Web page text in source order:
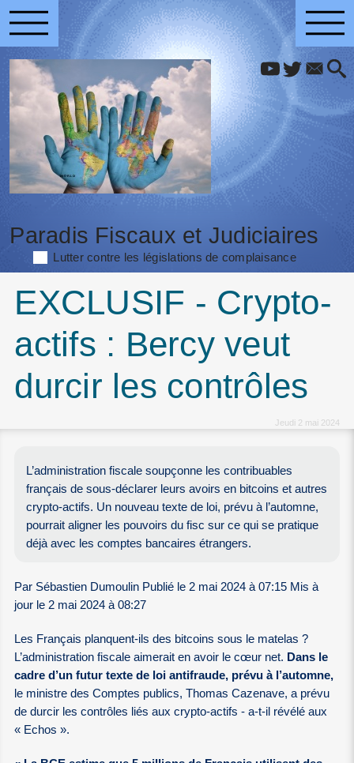
Paradis Fiscaux et Judiciaires
Lutter contre les législations de complaisance
EXCLUSIF - Crypto-
actifs : Bercy veut
durcir les contrôles
Jeudi 2 mai 2024
L’administration fiscale soupçonne les contribuables
français de sous-déclarer leurs avoirs en bitcoins et autres
crypto-actifs. Un nouveau texte de loi, prévu à l’automne,
pourrait aligner les pouvoirs du fisc sur ce qui se pratique
déjà avec les comptes bancaires étrangers.
Par Sébastien Dumoulin Publié le 2 mai 2024 à 07:15 Mis à
jour le 2 mai 2024 à 08:27
Les Français planquent-ils des bitcoins sous le matelas ?
L’administration fiscale aimerait en avoir le cœur net. Dans le
cadre d’un futur texte de loi antifraude, prévu à l’automne,
le ministre des Comptes publics, Thomas Cazenave, a prévu
de durcir les contrôles liés aux crypto-actifs - a-t-il révélé aux
« Echos ».